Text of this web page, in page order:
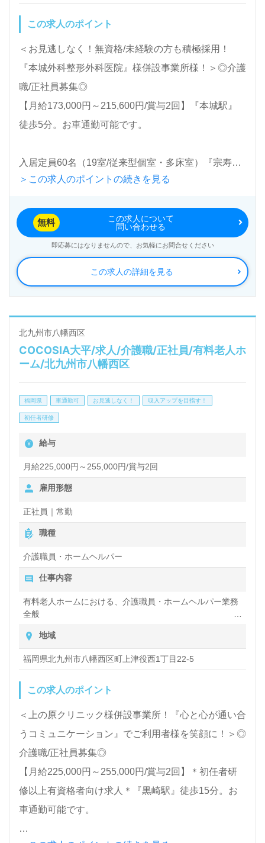
渉など完全無料サービスをご利用いただけます。＜非
公開求人も取扱いあり！＞"転職支援"のプロと一緒に
転職活動！お問い合わせお待ちしております。
この求人のポイント
＜お見逃しなく！無資格/未経験の方も積極採用！
『本城外科整形外科医院』様併設事業所様！＞◎介護
職/正社員募集◎
【月給173,000円～215,600円/賞与2回】『本城駅』
徒歩5分。お車通勤可能です。
入居定員60名（19室/従来型個室・多床室）『宗寿
苑』医療法人本城外科医院（本部：福岡県福岡市）様
する医院、介護老人保健施設、通所リハビリテーショ
ン事業を展開されています。
◎幅広い年代層の職員様が活躍中！中途採用の方もす
ぐに馴染んでいただける離職率の低い事業所様！◎
看護助手や介護職経験のある方はもちろん、これから
介護職を目指される方も幅広く募集します。丁寧でわ
かりやすいOJT、アットホームな職場の雰囲気、先輩
職員様からのサポート体制抜群の事業所様です。『介
界で自分らしさを活かしたい』『転職でキャリアチェ
えて仕事をしたい』等の方も大歓迎です。働き方や募
集詳細等、担当コンサルタントよりご案内します。お
問い合わせも遠慮なくお願いします。
全国の求人ご紹介！医療/福祉業界の正社員/パート仕
事探しは【ウィルオブ介護】＊求人情報収集、将来的
に検討の方も遠慮なく＊
LINE、メール、お電話などご希望に応じてお問い合
わせ/ご相談可能です。転職相談、求人紹介、年収交
渉など完全無料サービスをご利用いただけます。＜非
公開求人も取扱いあり！＞"転職支援"のプロと一緒に
転職活動！お問い合わせお待ちしております。
＞この求人のポイントの続きを見る
この求人の詳細を見る
無料
この求人について
問い合わせる
即応募にはなりませんので、お気軽にお問合せください
北九州市八幡西区
COCOSIA大平/求人/介護職/正社員/有料老人ホ
ーム/北九州市八幡西区
福岡県 車通勤可 お見逃しなく！ 収入アップを目指す！
初任者研修
給与
月給225,000円～255,000円/賞与2回
雇用形態
正社員｜常勤
職種
介護職員・ホームヘルパー
仕事内容
有料老人ホームにおける、介護職員・ホームヘルパー業務
全般
入浴や排せつ、食事などの身体的サポートや、買い物や掃
除、洗濯など日常生活のサポートなど
地域
福岡県北九州市八幡西区町上津役西1丁目22-5
この求人のポイント
＜上の原クリニック様併設事業所！『心と心が通い合
うコミュニケーション』でご利用者様を笑顔に！＞◎
介護職/正社員募集◎
【月給225,000円～255,000円/賞与2回】＊初任者研
修以上有資格者向け求人＊『黒崎駅』徒歩15分。お
車通勤可能です。